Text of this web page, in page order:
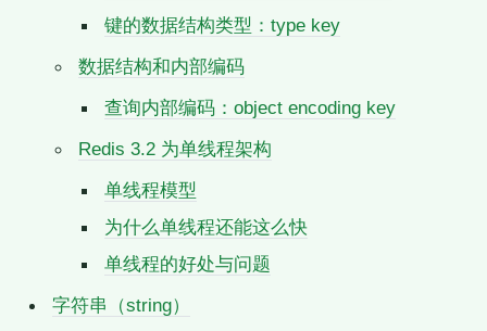
键的数据结构类型：type key
数据结构和内部编码
查询内部编码：object encoding key
Redis 3.2 为单线程架构
单线程模型
为什么单线程还能这么快
单线程的好处与问题
字符串（string）